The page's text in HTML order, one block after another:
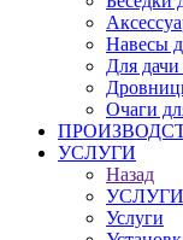
Навесы
Для дачи
Очаги
УСЛУГИ
Назад
УСЛУГИ
Услуги